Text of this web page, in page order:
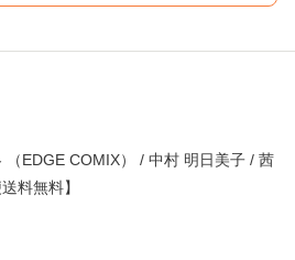
EDGE COMIX） / 中村 明日美子 / 茜
料無料】